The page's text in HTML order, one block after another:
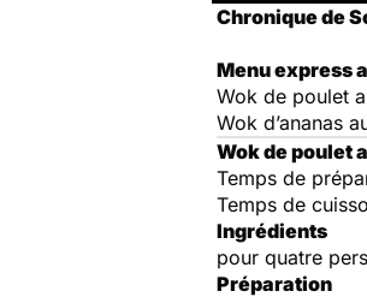
Chronique de
Menu express
Wok de poulet
Wok d’ananas
Wok de poulet
Temps de
Temps de
Ingrédients
pour quatre
Préparation